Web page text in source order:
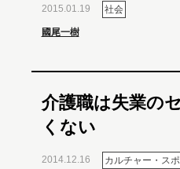
2015.01.19 社会
國尾一樹
介護職は失業の
くない
2014.12.16 カルチャー・ス